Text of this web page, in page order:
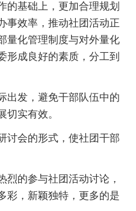
基础上，更加合理规划
事效率，推动社团活动正
量化管理制度与对外量化
形成良好的素质，分工到
发，避免干部队伍中的
切实有效。
会的形式，使社团干部
的参与社团活动讨论，
彩，新颖独特，更多的是